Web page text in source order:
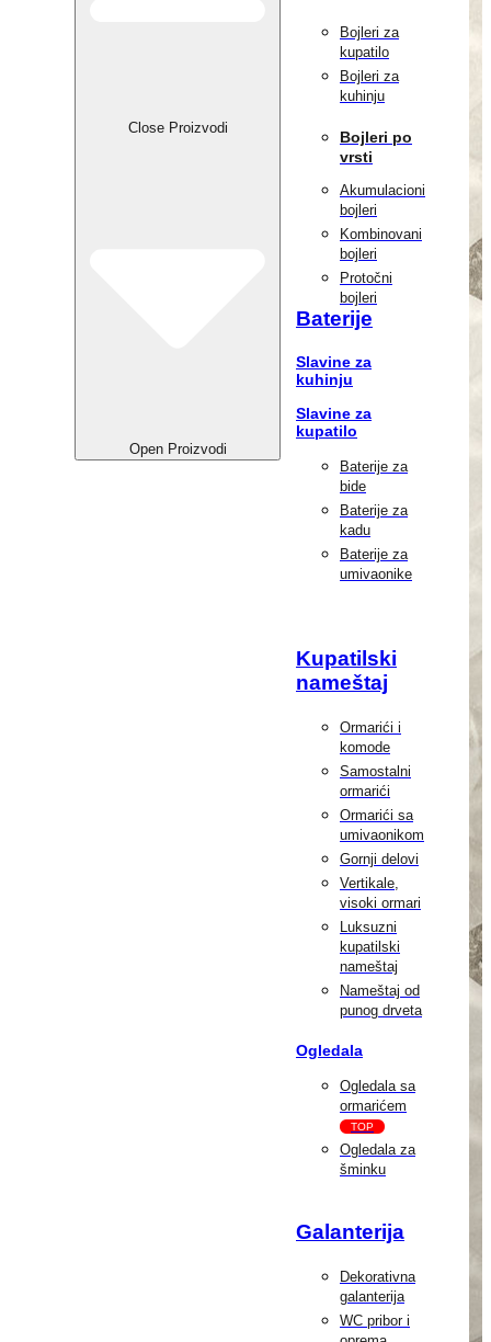
Close Proizvodi
Open Proizvodi
Bojleri za
kupatilo
Bojleri za
kuhinju
Bojleri po
vrsti
Akumulacioni
bojleri
Kombinovani
bojleri
Protočni
bojleri
Baterije
Slavine za
kuhinju
Slavine za
kupatilo
Baterije za
bide
Baterije za
kadu
Baterije za
umivaonike
Kupatilski
nameštaj
Ormarići i
komode
Samostalni
ormarići
Ormarići sa
umivaonikom
Gornji delovi
Vertikale,
visoki ormari
Luksuzni
kupatilski
nameštaj
Nameštaj od
punog drveta
Ogledala
Ogledala sa
ormarićem
TOP
Ogledala za
šminku
Galanterija
Dekorativna
galanterija
WC pribor i